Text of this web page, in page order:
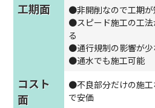
工期面
●非開削なので工期が
●スピード施工の工法
る
●通行規制の影響が少
●通水でも施工可能
コスト
面
●不良部分だけの施工
で安価